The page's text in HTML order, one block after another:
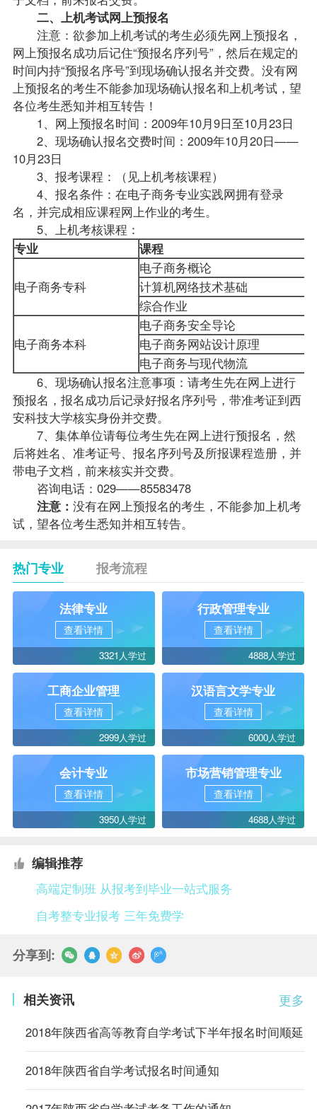
二、上机考试网上预报名
注意：欲参加上机考试的考生必须先网上预报名，
网上预报名成功后记住“预报名序列号”，然后在规定的
时间内持“预报名序号”到现场确认报名并交费。没有网
上预报名的考生不能参加现场确认报名和上机考试，望
各位考生悉知并相互转告！
1、网上预报名时间：2009年10月9日至10月23日
2、现场确认报名交费时间：2009年10月20日——
10月23日
3、报考课程：（见上机考核课程）
4、报名条件：在电子商务专业实践网拥有登录
名，并完成相应课程网上作业的考生。
5、上机考核课程：
专业
课程
电子商务专科
电子商务概论
计算机网络技术基础
综合作业
电子商务本科
电子商务安全导论
电子商务网站设计原理
电子商务与现代物流
6、现场确认报名注意事项：请考生先在网上进行
预报名，报名成功后记录好报名序列号，带准考证到西
安科技大学核实身份并交费。
7、集体单位请每位考生先在网上进行预报名，然
后将姓名、准考证号、报名序列号及所报课程造册，并
带电子文档，前来核实并交费。
咨询电话：029——85583478
注意： 没有在网上预报名的考生，不能参加上机考
试，望各位考生悉知并相互转告。
热门专业 报考流程
法律专业
查看详情
3321人学过
行政管理专业
查看详情
4888人学过
工商企业管理
查看详情
2999人学过
汉语言文学专业
查看详情
6000人学过
会计专业
查看详情
3950人学过
市场营销管理专业
查看详情
4688人学过
编辑推荐
高端定制班 从报考到毕业一站式服务
自考整专业报考 三年免费学
分享到:
更多
相关资讯
2018年陕西省高等教育自学考试下半年报名时间顺延
2018年陕西省自学考试报名时间通知